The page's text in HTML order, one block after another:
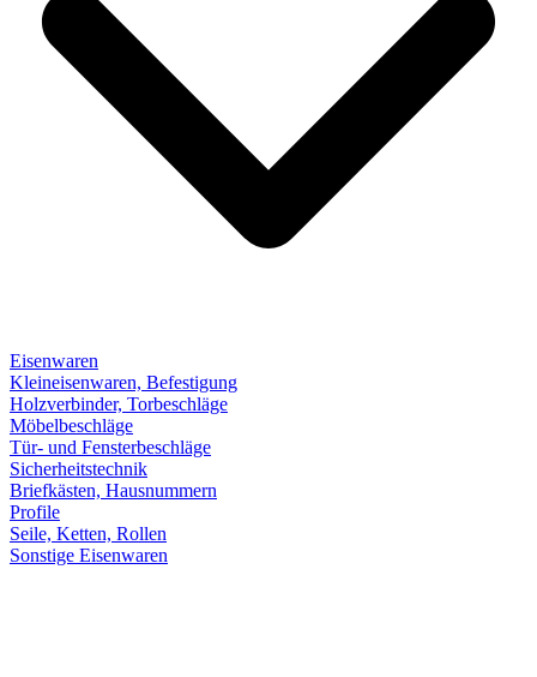
Eisenwaren
Kleineisenwaren, Befestigung
Holzverbinder, Torbeschläge
Möbelbeschläge
Tür- und Fensterbeschläge
Sicherheitstechnik
Briefkästen, Hausnummern
Profile
Seile, Ketten, Rollen
Sonstige Eisenwaren